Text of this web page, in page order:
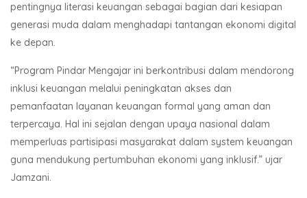
pentingnya literasi keuangan sebagai bagian dari kesiapan
generasi muda dalam menghadapi tantangan ekonomi digital
ke depan.
“Program Pindar Mengajar ini berkontribusi dalam mendorong
inklusi keuangan melalui peningkatan akses dan
pemanfaatan layanan keuangan formal yang aman dan
terpercaya. Hal ini sejalan dengan upaya nasional dalam
memperluas partisipasi masyarakat dalam system keuangan
guna mendukung pertumbuhan ekonomi yang inklusif.” ujar
Jamzani.